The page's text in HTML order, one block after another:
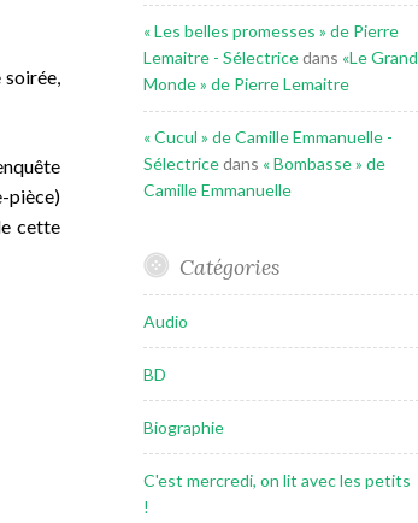
soirée,
pièce)
cette
« Les belles promesses » de Pierre
Lemaitre - Sélectricedans «Le Grand
Monde » de Pierre Lemaitre
« Cucul » de Camille Emmanuelle -
Sélectricedans « Bombasse » de
Camille Emmanuelle
Catégories
Audio
BD
Biographie
C'est mercredi, on lit avec les petits
!